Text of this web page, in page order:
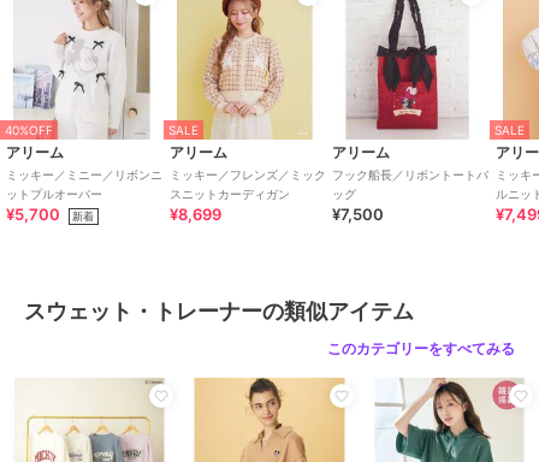
カラー オフホワイト、ライトブルー
サイズ
素材
綿 85% ﾎ゜ﾘｴｽﾃﾙ 15%
商品のお取り扱い方法
原産国 中国
40%OFF
アリーム
ミッキー／ミニー／リボンニ
ットプルオーバー
¥5,700 新着
SALE
アリーム
ミッキー／フレンズ／ミック
スニットカーディガン
¥8,699
アリーム
フック船長／リボントートバ
ッグ
¥7,500
SALE
アリ
ミッキ
ルニッ
スウェット・トレーナーの類似アイテム
このカテゴリーをすべてみる